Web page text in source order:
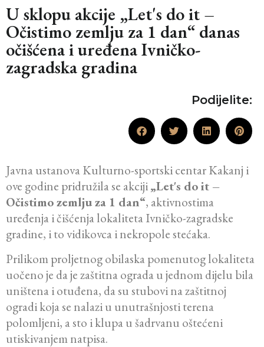
U sklopu akcije „Let's do it –
Očistimo zemlju za 1 dan“ danas
očišćena i uređena Ivničko-
zagradska gradina
Podijelite:
Javna ustanova Kulturno-sportski centar Kakanj i
ove godine pridružila se akciji„Let's do it –
Očistimo zemlju za 1 dan“, aktivnostima
uređenja i čišćenja lokaliteta Ivničko-zagradske
gradine, i to vidikovca i nekropole stećaka.
Prilikom proljetnog obilaska pomenutog lokaliteta
uočeno je da je zaštitna ograda u jednom dijelu bila
uništena i otuđena, da su stubovi na zaštitnoj
ogradi koja se nalazi u unutrašnjosti terena
polomljeni, a sto i klupa u šadrvanu oštećeni
utiskivanjem natpisa.